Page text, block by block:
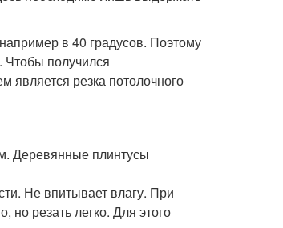
в 40 градусов. Поэтому
Чтобы получился
является резка потолочного
Деревянные плинтусы
Не впитывает влагу. При
но резать легко. Для этого